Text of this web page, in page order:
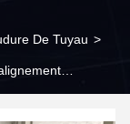
De Tuyau >